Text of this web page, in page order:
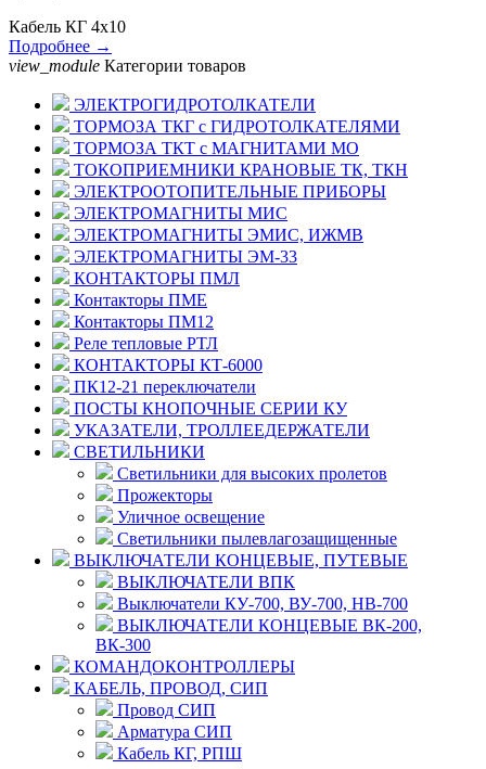
Кабель КГ 4х10
Подробнее →
view_module Категории товаров
ЭЛЕКТРОГИДРОТОЛКАТЕЛИ
ТОРМОЗА ТКГ с ГИДРОТОЛКАТЕЛЯМИ
ТОРМОЗА ТКТ с МАГНИТАМИ МО
ТОКОПРИЕМНИКИ КРАНОВЫЕ ТК, ТКН
ЭЛЕКТРООТОПИТЕЛЬНЫЕ ПРИБОРЫ
ЭЛЕКТРОМАГНИТЫ МИС
ЭЛЕКТРОМАГНИТЫ ЭМИС, ИЖМВ
ЭЛЕКТРОМАГНИТЫ ЭМ-33
КОНТАКТОРЫ ПМЛ
Контакторы ПМЕ
Контакторы ПМ12
Реле тепловые РТЛ
КОНТАКТОРЫ КТ-6000
ПК12-21 переключатели
ПОСТЫ КНОПОЧНЫЕ СЕРИИ КУ
УКАЗАТЕЛИ, ТРОЛЛЕЕДЕРЖАТЕЛИ
СВЕТИЛЬНИКИ
Светильники для высоких пролетов
Прожекторы
Уличное освещение
Светильники пылевлагозащищенные
ВЫКЛЮЧАТЕЛИ КОНЦЕВЫЕ, ПУТЕВЫЕ
ВЫКЛЮЧАТЕЛИ ВПК
Выключатели КУ-700, ВУ-700, НВ-700
ВЫКЛЮЧАТЕЛИ КОНЦЕВЫЕ ВК-200,
ВК-300
КОМАНДОКОНТРОЛЛЕРЫ
КАБЕЛЬ, ПРОВОД, СИП
Провод СИП
Арматура СИП
Кабель КГ, РПШ